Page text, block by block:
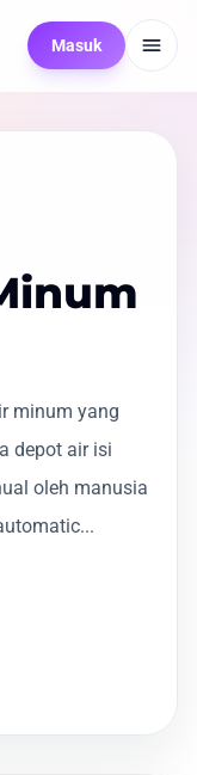
Masuk
minum yang
depot air isi
oleh manusia